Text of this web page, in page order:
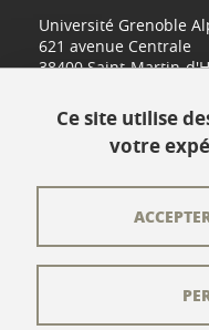
Université Grenoble
621 avenue Centrale
38400 Saint-Martin-
L'équipe éditoriale
Ce site utilise
votre